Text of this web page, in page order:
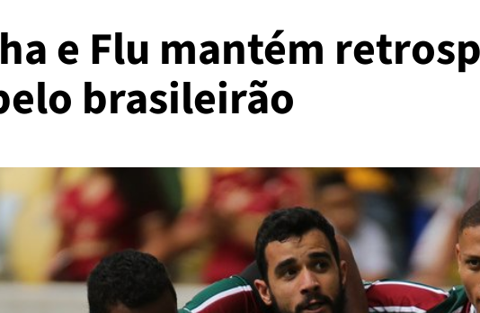
e Flu mantém
brasileirão